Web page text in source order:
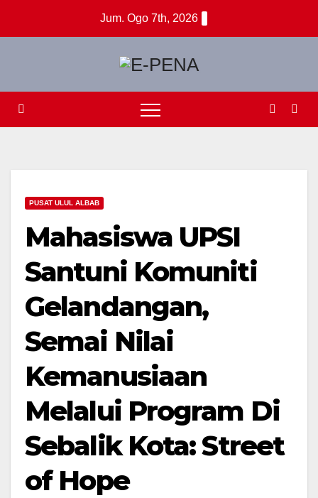
Jum. Ogo 7th, 2026
PUSAT ULUL ALBAB
Mahasiswa UPSI
Santuni Komuniti
Gelandangan,
Semai Nilai
Kemanusiaan
Melalui Program Di
Sebalik Kota: Street
of Hope